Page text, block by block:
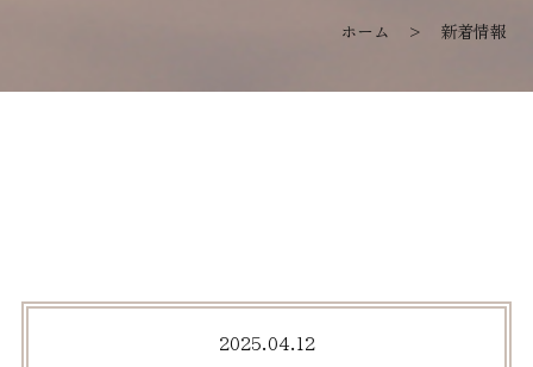
ホーム > 新着情報
2025.04.12